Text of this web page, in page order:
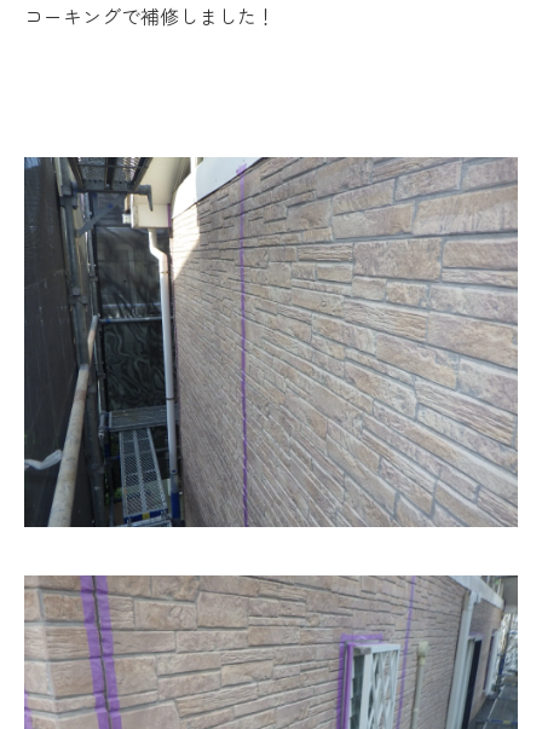
コーキングで補修しました！